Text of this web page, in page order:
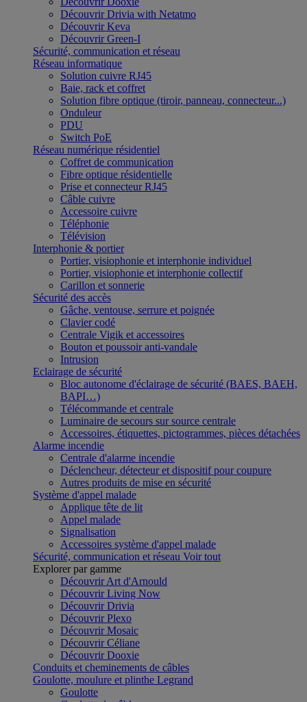
Découvrir Drivia with Netatmo
Découvrir Keva
Découvrir Green-I
Sécurité, communication et réseau
Réseau informatique
Solution cuivre RJ45
Baie, rack et coffret
Solution fibre optique (tiroir, panneau, connecteur...)
Onduleur
PDU
Switch PoE
Réseau numérique résidentiel
Coffret de communication
Fibre optique résidentielle
Prise et connecteur RJ45
Câble cuivre
Accessoire cuivre
Téléphonie
Télévision
Interphonie & portier
Portier, visiophonie et interphonie individuel
Portier, visiophonie et interphonie collectif
Carillon et sonnerie
Sécurité des accès
Gâche, ventouse, serrure et poignée
Clavier codé
Centrale Vigik et accessoires
Bouton et poussoir anti-vandale
Intrusion
Eclairage de sécurité
Bloc autonome d'éclairage de sécurité (BAES, BAEH,
BAPI…)
Télécommande et centrale
Luminaire de secours sur source centrale
Accessoires, étiquettes, pictogrammes, pièces détachées
Alarme incendie
Centrale d'alarme incendie
Déclencheur, détecteur et dispositif pour coupure
Autres produits de mise en sécurité
Système d'appel malade
Applique tête de lit
Appel malade
Signalisation
Accessoires système d'appel malade
Sécurité, communication et réseau Voir tout
Explorer par gamme
Découvrir Art d'Arnould
Découvrir Living Now
Découvrir Drivia
Découvrir Plexo
Découvrir Mosaic
Découvrir Céliane
Découvrir Dooxie
Conduits et cheminements de câbles
Goulotte, moulure et plinthe Legrand
Goulotte